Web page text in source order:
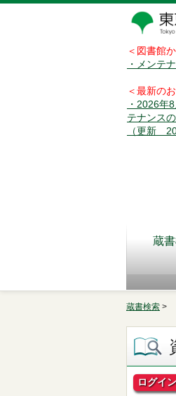
＜図書館
・メンテ
＜最新の
・2026年
テナンス
（更新
蔵
蔵書検索 >
ログイン